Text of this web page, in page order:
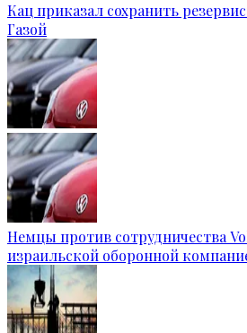
Кац приказал сохранить
Газой
Немцы против сотрудничества
израильской оборонной